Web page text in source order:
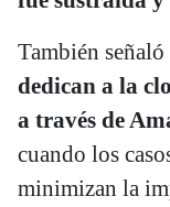
También señaló
dedican a la
a través de
cuando los
minimizan la